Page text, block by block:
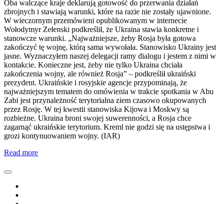
Oba walczące kraje deklarują gotowość do przerwania działań
zbrojnych i stawiają warunki, które na razie nie zostały ujawnione.
W wieczornym przemówieni opublikowanym w internecie
Wołodymyr Zełenski podkreślił, że Ukraina stawia konkretne i
stanowcze warunki. „Najważniejsze, żeby Rosja była gotowa
zakończyć tę wojnę, którą sama wywołała. Stanowisko Ukrainy jest
jasne. Wyznaczyłem naszej delegacji ramy dialogu i jestem z nimi w
kontakcie. Konieczne jest, żeby nie tylko Ukraina chciała
zakończenia wojny, ale również Rosja” – podkreślił ukraiński
prezydent. Ukraińskie i rosyjskie agencje przypominają, że
najważniejszym tematem do omówienia w trakcie spotkania w Abu
Zabi jest przynależność terytorialna ziem czasowo okupowanych
przez Rosję. W tej kwestii stanowiska Kijowa i Moskwy są
rozbieżne. Ukraina broni swojej suwerenności, a Rosja chce
zagarnąć ukraińskie terytorium. Kreml nie godzi się na ustępstwa i
grozi kontynuowaniem wojny. (IAR)
Read more